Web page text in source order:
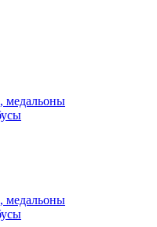
медальоны
медальоны